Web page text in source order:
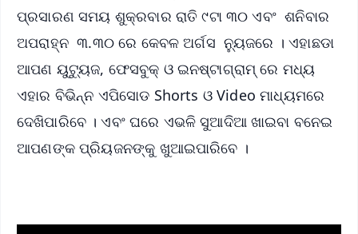
ପ୍ରସାରଣ ସମୟ ଶୁକ୍ରବାର ରାତି ୯ଟା ୩୦ ଏବଂ ଶନିବାର
ଅପରାହ୍ନ ୩.୩୦ ରେ କେବଳ ଅର୍ଗସ ନ୍ୟୁଜରେ । ଏହାଛଡା
ଆପଣ ୟୁଟ୍ୟୁଜ, ଫେସବୁକ୍ ଓ ଇନଷ୍ଟାଗ୍ରାମ୍ ରେ ମଧ୍ୟ
ଏହାର ବିଭିନ୍ନ ଏପିସୋଡ Shorts ଓ Video ମାଧ୍ୟମରେ
ଦେଖିପାରିବେ । ଏବଂ ଘରେ ଏଭଳି ସୁଆଦିଆ ଖାଇବା ବନେଇ
ଆପଣଙ୍କ ପ୍ରିୟଜନଙ୍କୁ ଖୁଆଇପାରିବେ ।